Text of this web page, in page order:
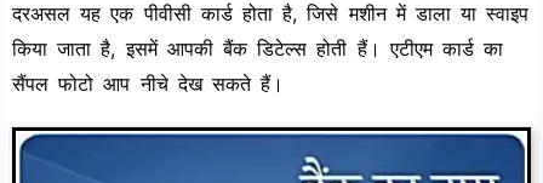
दरअसल यह एक पीवीसी कार्ड होता है, जिसे मशीन में डाला या स्वाइप
किया जाता है, इसमें आपकी बैंक डिटेल्स होती हैं। एटीएम कार्ड का
सैंपल फोटो आप नीचे देख सकते हैं।